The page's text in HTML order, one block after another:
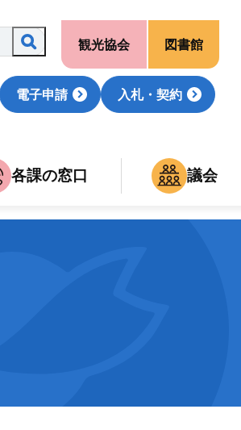
電子申請 入札・契約
観光協会 図書館
各課の窓口 議会